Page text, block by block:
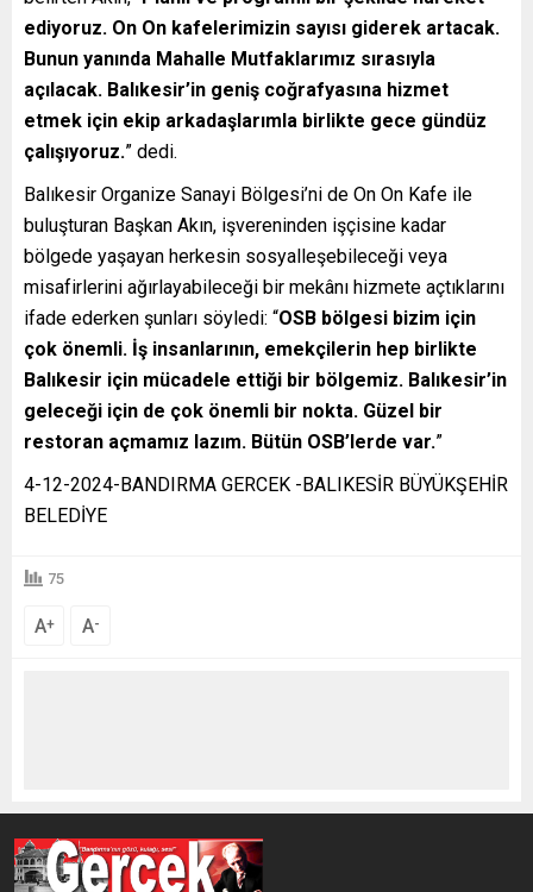
ediyoruz. On On kafelerimizin sayısı giderek artacak.
Bunun yanında Mahalle Mutfaklarımız sırasıyla
açılacak. Balıkesir’in geniş coğrafyasına hizmet
etmek için ekip arkadaşlarımla birlikte gece gündüz
çalışıyoruz.” dedi.
Balıkesir Organize Sanayi Bölgesi’ni de On On Kafe ile
buluşturan Başkan Akın, işvereninden işçisine kadar
bölgede yaşayan herkesin sosyalleşebileceği veya
misafirlerini ağırlayabileceği bir mekânı hizmete açtıklarını
ifade ederken şunları söyledi: “OSB bölgesi bizim için
çok önemli. İş insanlarının, emekçilerin hep birlikte
Balıkesir için mücadele ettiği bir bölgemiz. Balıkesir’in
geleceği için de çok önemli bir nokta. Güzel bir
restoran açmamız lazım. Bütün OSB’lerde var.”
4-12-2024-BANDIRMA GERCEK -BALIKESİR BÜYÜKŞEHİR
BELEDİYE
75
A+ A-